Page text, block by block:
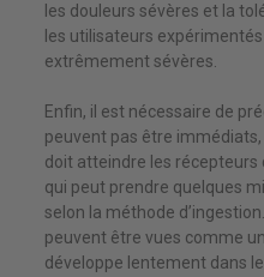
les douleurs sévères et la
les utilisateurs
extrêmement sévères.
Enfin, il est nécessaire de
peuvent pas être
doit atteindre les récepteurs
qui peut prendre quelques
selon la méthode
peuvent être vues comme
développe lentement dans